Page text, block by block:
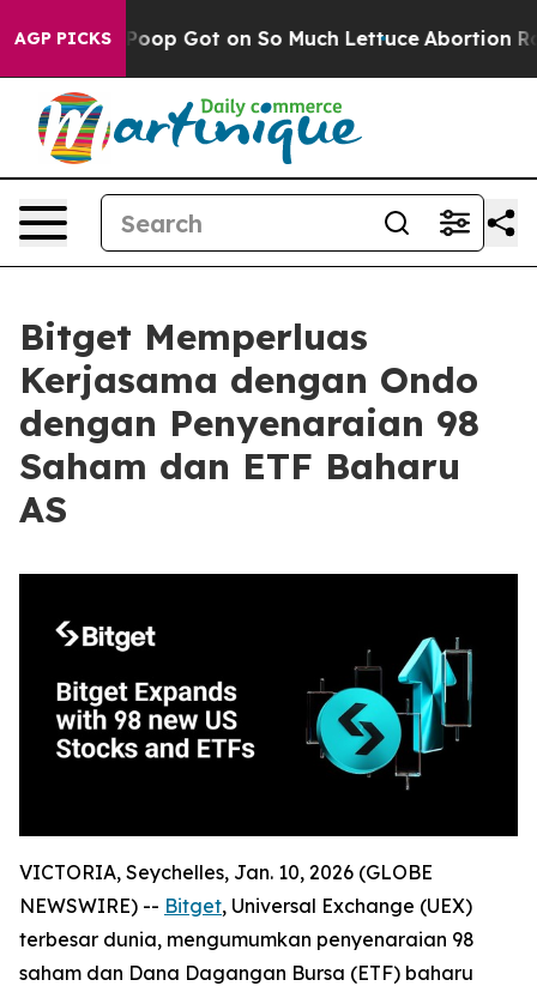
AGP PICKS
Poop Got on So Much Lettuce Abortion Rates
Bitget Memperluas
Kerjasama dengan Ondo
dengan Penyenaraian 98
Saham dan ETF Baharu
AS
VICTORIA, Seychelles, Jan. 10, 2026 (GLOBE
NEWSWIRE) -- Bitget, Universal Exchange (UEX)
terbesar dunia, mengumumkan penyenaraian 98
saham dan Dana Dagangan Bursa (ETF) baharu